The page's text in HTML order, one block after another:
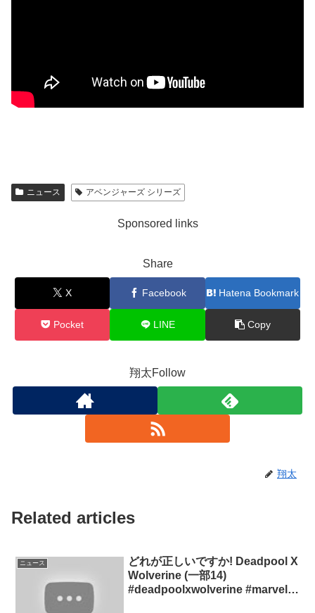
ニュース アベンジャーズ シリーズ
Sponsored links
Share
X Facebook Hatena Bookmark
Pocket LINE Copy
翔太Follow
翔太
Related articles
ニュース
どれが正しいですか! Deadpool X
Wolverine (一部14)
#deadpoolxwolverine #marvel